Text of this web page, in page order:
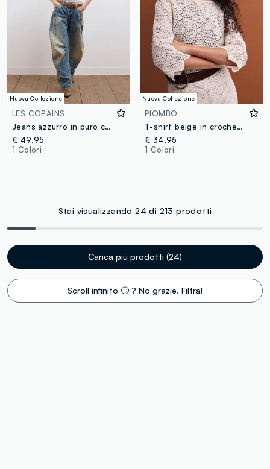
Nuova Collezione
LES COPAINS
Jeans azzurro in puro cotone dal fit loose
€ 49,95
1 Colori
Nuova Collezione
PIOMBO
T-shirt beige in crochet di puro cotone regular fit
€ 34,95
1 Colori
Stai visualizzando 24 di 213 prodotti
Carica più prodotti (24)
Scroll infinito 🙄 ? No grazie. Filtra!